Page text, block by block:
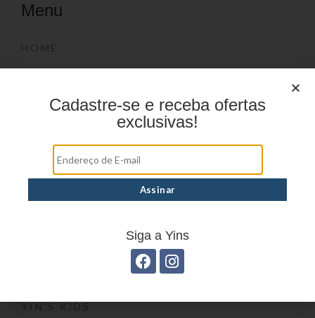
Menu
HOME
PRODUTOS
ONDE COMPRAR
CATÁLOGOS
YIN’S KIDS
Cadastre-se e receba ofertas
exclusivas!
Siga a Yins